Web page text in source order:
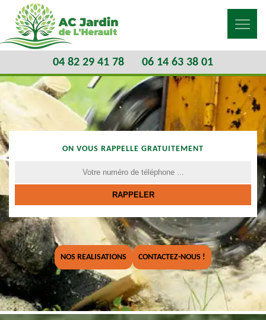
04 82 29 41 78 06 14 63 38 01
ON VOUS RAPPELLE GRATUITEMENT
NOS REALISATIONS CONTACTEZ-NOUS !